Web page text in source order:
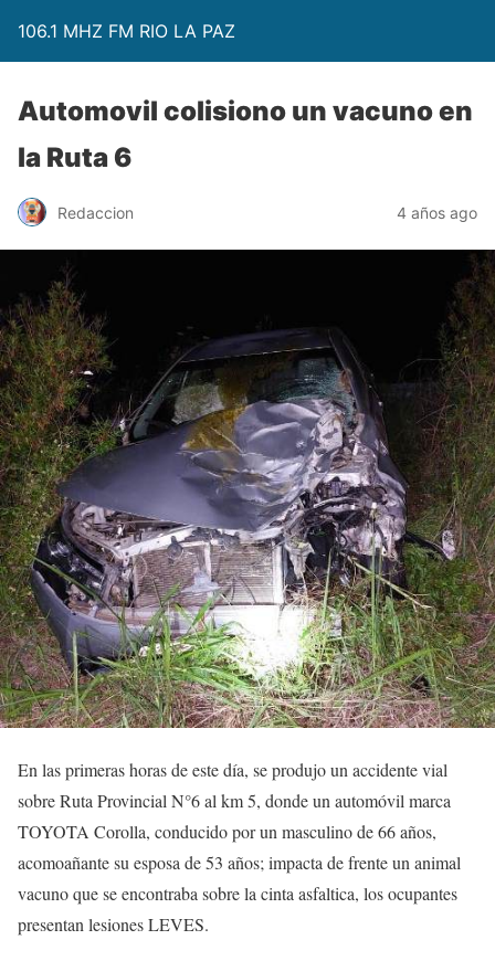
106.1 MHZ FM RIO LA PAZ
Automovil colisiono un vacuno en
la Ruta 6
Redaccion 4 años ago
En las primeras horas de este día, se produjo un accidente vial
sobre Ruta Provincial N°6 al km 5, donde un automóvil marca
TOYOTA Corolla, conducido por un masculino de 66 años,
acomoañante su esposa de 53 años; impacta de frente un animal
vacuno que se encontraba sobre la cinta asfaltica, los ocupantes
presentan lesiones LEVES.